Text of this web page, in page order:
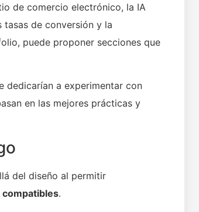
de comercio electrónico, la IA
de conversión y la
puede proponer secciones que
dedicarían a experimentar con
en las mejores prácticas y
del diseño al permitir
.